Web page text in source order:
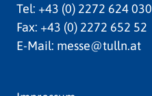
Tel: +43 (0) 2272 624 030
Fax: +43 (0) 2272 652 52
E-Mail: messe@tulln.at